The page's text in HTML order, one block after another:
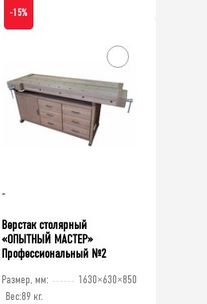
-15%
-
Верстак столярный
«ОПЫТНЫЙ МАСТЕР»
Профессиональный №2
Размер, мм:
1630×630×850
Вес:89 кг.